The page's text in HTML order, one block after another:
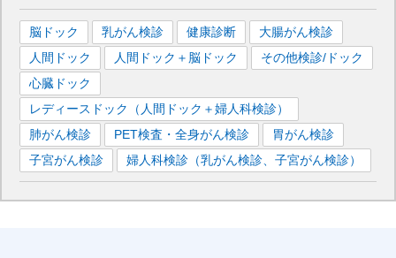
脳ドック 乳がん検診 健康診断
大腸がん検診
人間ドック
人間ドック＋脳ドック
その他検診/ドック
心臓ドック
レディースドック（人間ドック＋婦人科検診）
肺がん検診
PET検査・全身がん検診
胃がん検診
子宮がん検診
婦人科検診（乳がん検診、子宮がん検診）